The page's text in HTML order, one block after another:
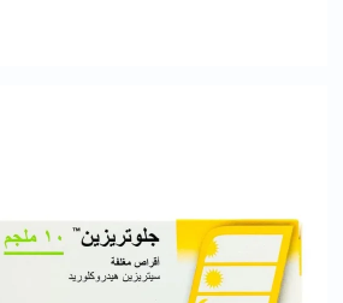
باقة
القلب
الصحي